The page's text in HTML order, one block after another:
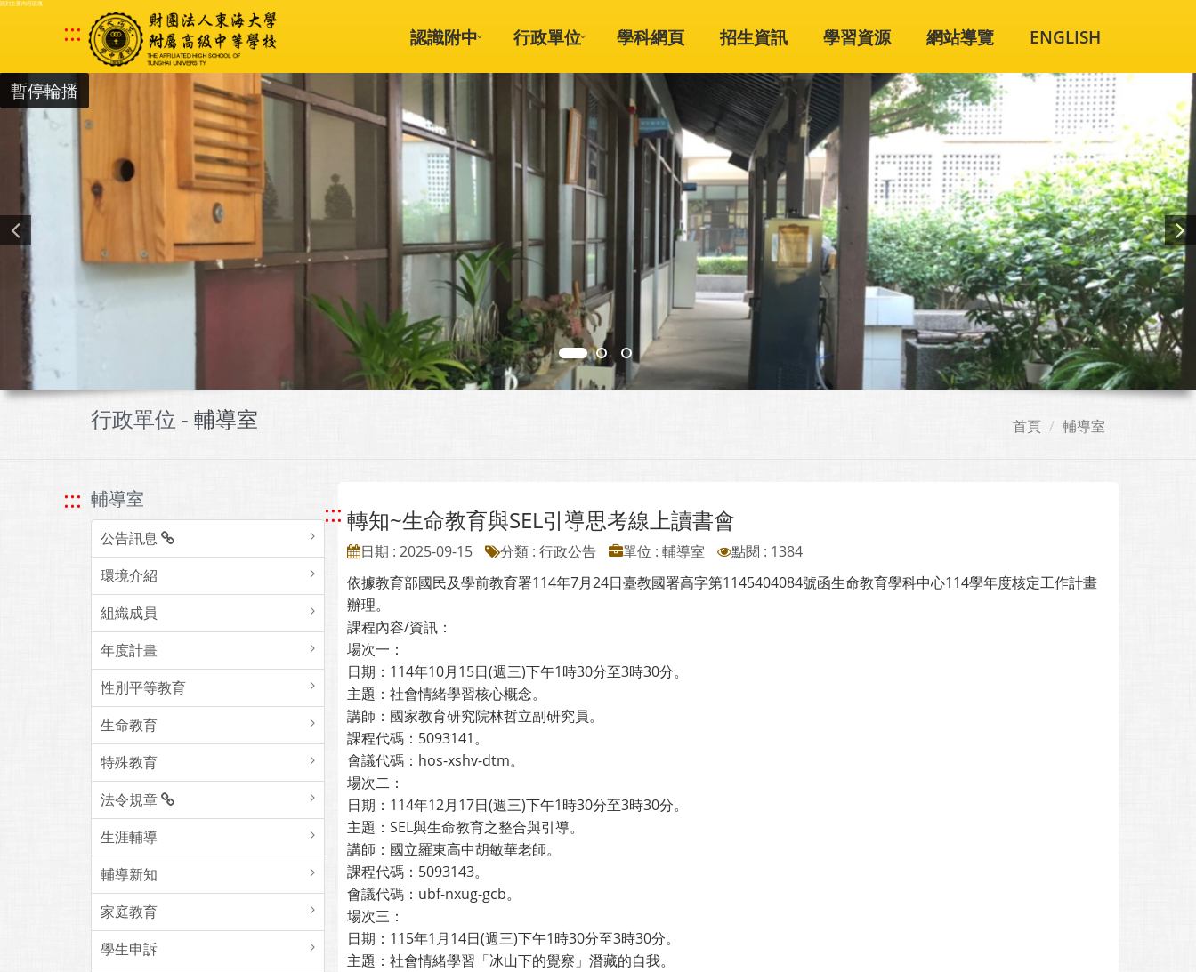
跳到主要內容區塊
::: 認識附中 行政單位 學科網頁 招生資訊 學習資源 網站導覽 ENGLISH
暫停輪播
行政單位 - 輔導室 首頁 輔導室
::: 輔導室
公告訊息
環境介紹
組織成員
年度計畫
性別平等教育
生命教育
特殊教育
法令規章
生涯輔導
輔導新知
家庭教育
學生申訴
::: 轉知~生命教育與SEL引導思考線上讀書會
日期 : 2025-09-15 分類 : 行政公告 單位 : 輔導室
點閱 : 1384
依據教育部國民及學前教育署114年7月24日臺教國署高字第1145404084號函生命教育學科中心114學年度核定工作計畫
辦理。
課程內容/資訊：
場次一：
日期：114年10月15日(週三)下午1時30分至3時30分。
主題：社會情緒學習核心概念。
講師：國家教育研究院林哲立副研究員。
課程代碼：5093141。
會議代碼：hos-xshv-dtm。
場次二：
日期：114年12月17日(週三)下午1時30分至3時30分。
主題：SEL與生命教育之整合與引導。
講師：國立羅東高中胡敏華老師。
課程代碼：5093143。
會議代碼：ubf-nxug-gcb。
場次三：
日期：115年1月14日(週三)下午1時30分至3時30分。
主題：社會情緒學習「冰山下的覺察」潛藏的自我。